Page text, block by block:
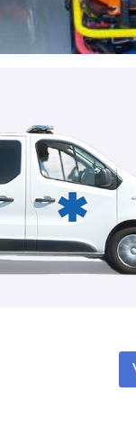
Agrandir la